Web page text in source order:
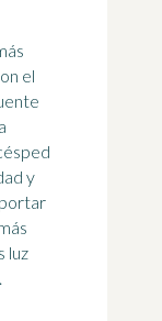
el
y
luz